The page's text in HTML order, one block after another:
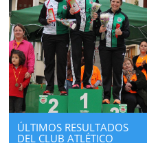
ÚLTIMOS RESULTADOS
DEL CLUB ATLÉTICO